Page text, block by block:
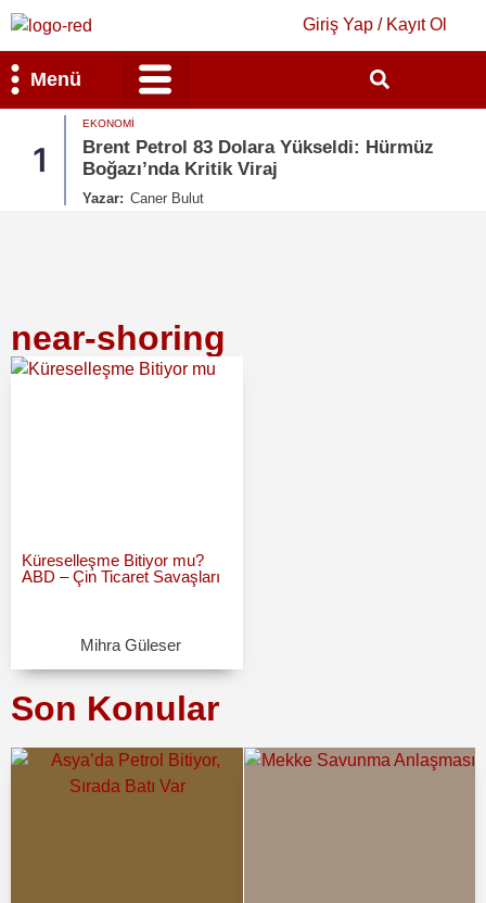
Giriş Yap / Kayıt Ol
Menü
1
EKONOMI
Brent Petrol 83 Dolara Yükseldi: Hürmüz
Boğazı’nda Kritik Viraj
Yazar: Caner Bulut
near-shoring
Küreselleşme Bitiyor mu?
ABD – Çin Ticaret Savaşları
Mihra Güleser
Son Konular